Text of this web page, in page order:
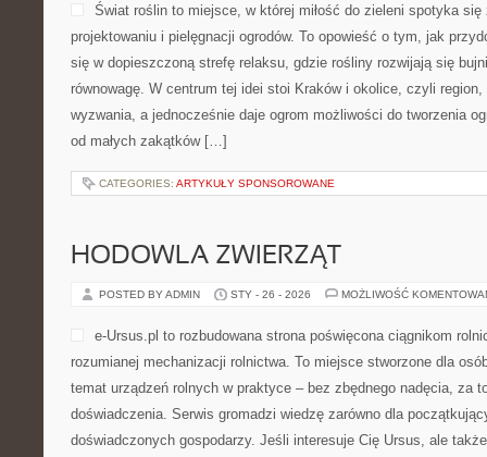
Świat roślin to miejsce, w której miłość do zieleni spotyka
projektowaniu i pielęgnacji ogrodów. To opowieść o tym, jak
się w dopieszczoną strefę relaksu, gdzie rośliny rozwijają się
równowagę. W centrum tej idei stoi Kraków i okolice, czyli
wyzwania, a jednocześnie daje ogrom możliwości do tworzenia
od małych zakątków […]
CATEGORIES: ARTYKUŁY SPONSOROWANE
HODOWLA ZWIERZĄT
POSTED BY ADMIN STY - 26 - 2026 MOŻLIWOŚĆ
e-Ursus.pl to rozbudowana strona poświęcona ciągnikom
rozumianej mechanizacji rolnictwa. To miejsce stworzone dla
temat urządzeń rolnych w praktyce – bez zbędnego nadęcia, za
doświadczenia. Serwis gromadzi wiedzę zarówno dla
doświadczonych gospodarzy. Jeśli interesuje Cię Ursus, ale